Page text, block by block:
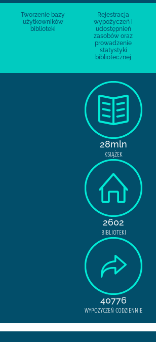
Tworzenie bazy
użytkowników
biblioteki
Rejestracja
wypożyczeń i
udostępnień
zasobów oraz
prowadzenie
statystyki
bibliotecznej
28mln
KSIĄŻEK
2602
BIBLIOTEKI
40776
WYPOŻYCZEŃ CODZIENNIE